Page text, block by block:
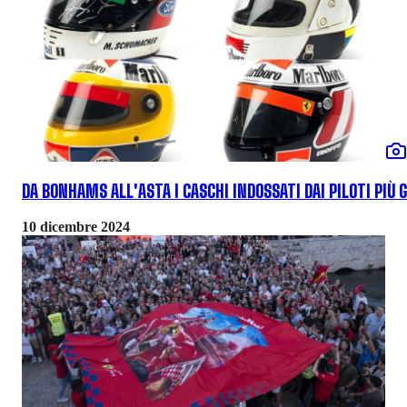
DA BONHAMS ALL'ASTA I CASCHI INDOSSATI DAI PILOTI PIÙ
10 dicembre 2024